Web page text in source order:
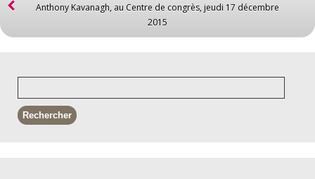
Anthony Kavanagh, au Centre de congrès, jeudi 17 décembre
2015